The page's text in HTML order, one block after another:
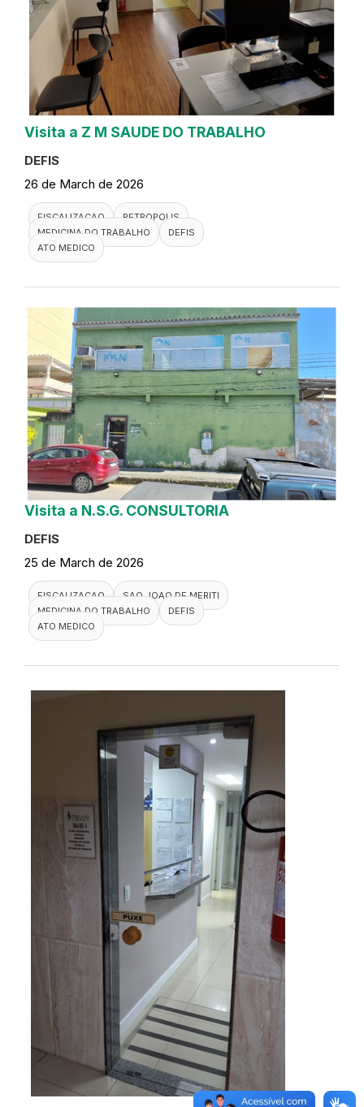
Visita a Z M SAUDE DO TRABALHO
DEFIS
26 de March de 2026
FISCALIZACAO
PETROPOLIS
MEDICINA DO TRABALHO
DEFIS
ATO MEDICO
Visita a N.S.G. CONSULTORIA
DEFIS
25 de March de 2026
FISCALIZACAO
SAO JOAO DE MERITI
MEDICINA DO TRABALHO
DEFIS
ATO MEDICO